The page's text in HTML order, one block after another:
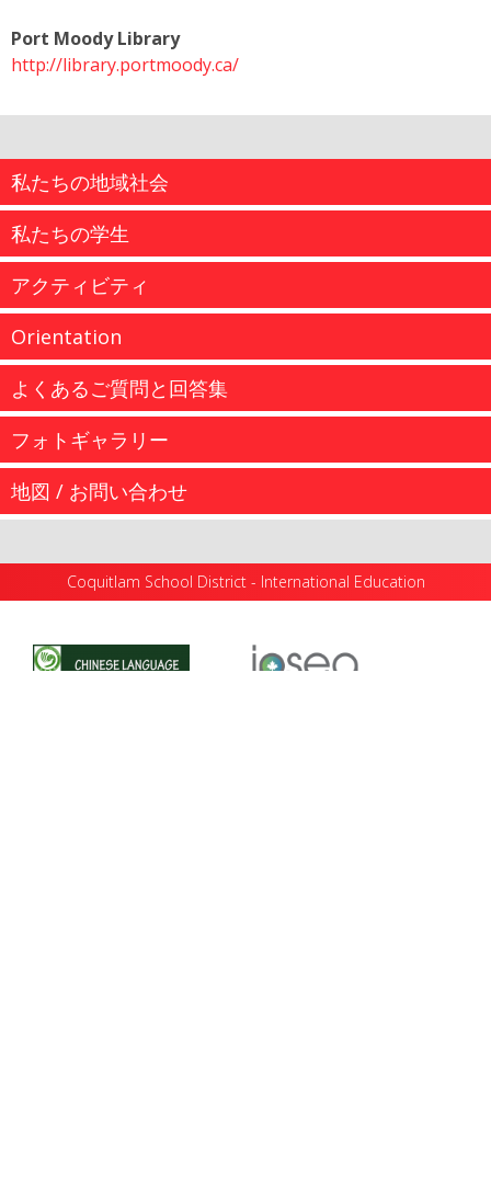
Port Moody Library
http://library.portmoody.ca/
私たちの地域社会
...
more information
私たちの学生
...
アクティビティ
...
more information
Orientation
Academic High School Program Calendar 2025/26
Academic High School Program Calendar 2026/27
Orientation Dates & ELL...
よくあるご質問と回答集
フォトギャラリー
地図 / お問い合わせ
Coquitlam School District - International Education